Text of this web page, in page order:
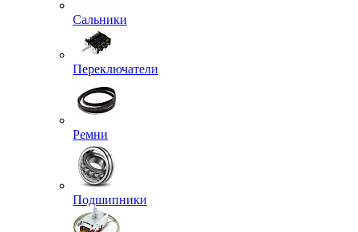
Сальники
Переключатели
Ремни
Подшипники